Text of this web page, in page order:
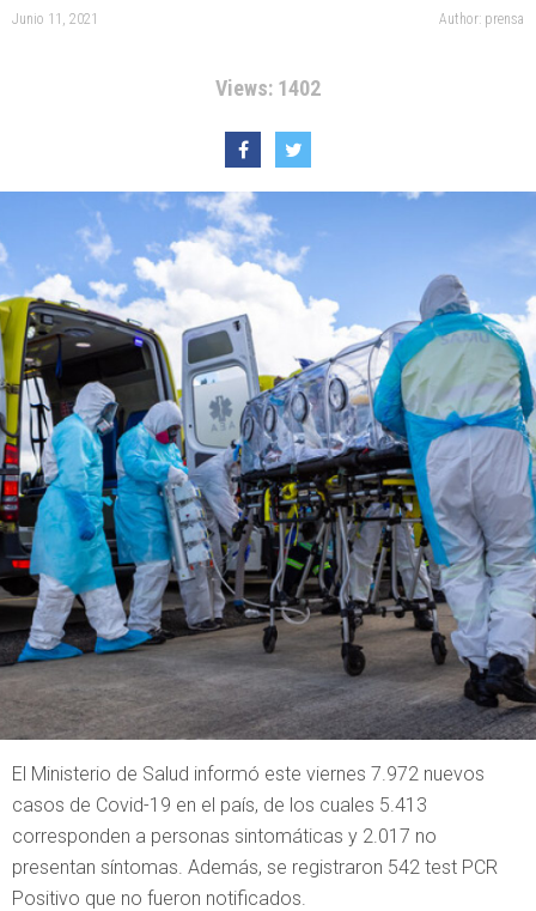
Junio 11, 2021 Author: prensa
Views: 1402
El Ministerio de Salud informó este viernes 7.972 nuevos
casos de Covid-19 en el país, de los cuales 5.413
corresponden a personas sintomáticas y 2.017 no
presentan síntomas. Además, se registraron 542 test PCR
Positivo que no fueron notificados.